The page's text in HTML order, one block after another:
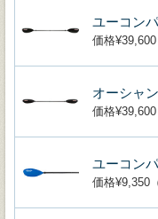
ユーコン
価格¥39,600
オーシャ
価格¥39,600
ユーコン
価格¥9,350